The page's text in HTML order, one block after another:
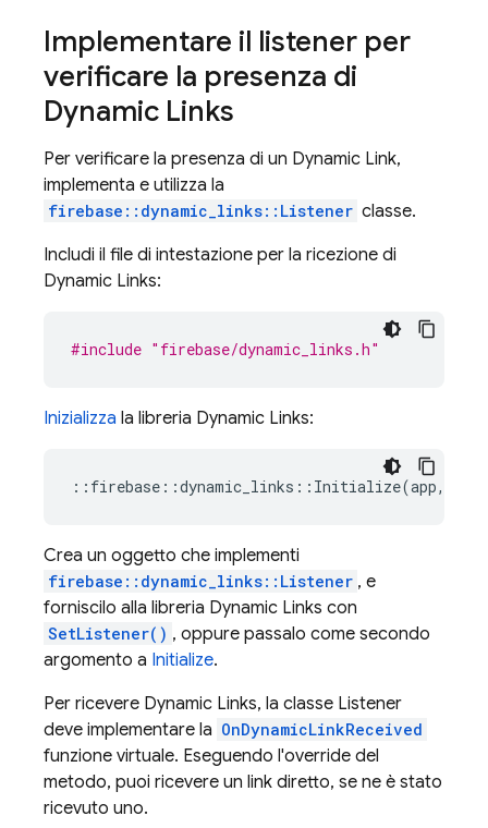
Implementare il listener per
verificare la presenza di
Dynamic Links
Per verificare la presenza di un Dynamic Link,
implementa e utilizza la
firebase::dynamic_links::Listener classe.
Includi il file di intestazione per la ricezione di
Dynamic Links:
#include "firebase/dynamic_links.h"
Inizializza la libreria Dynamic Links:
:: firebase ::dynamic_links :: Initialize(app,
Crea un oggetto che implementi
firebase::dynamic_links::Listener , e
forniscilo alla libreria Dynamic Links con
SetListener() , oppure passalo come secondo
argomento a Initialize.
Per ricevere Dynamic Links, la classe Listener
deve implementare la OnDynamicLinkReceived
funzione virtuale. Eseguendo l'override del
metodo, puoi ricevere un link diretto, se ne è stato
ricevuto uno.